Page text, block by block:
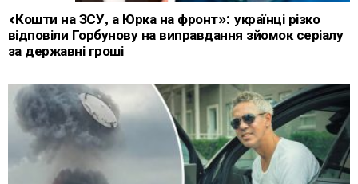
«Кошти на ЗСУ, а Юрка на фронт»: українці різко
відповіли Горбунову на виправдання зйомок серіалу
за державні гроші